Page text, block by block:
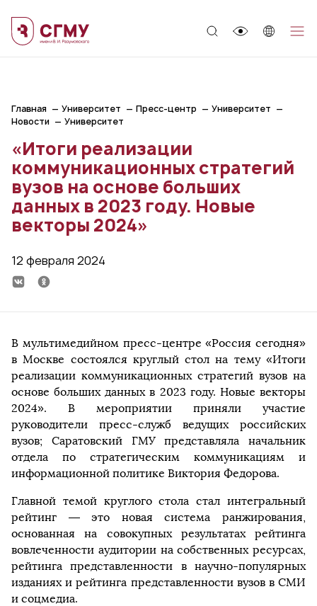
Главная Университет Пресс-центр
Университет
Новости
Университет
«Итоги реализации
коммуникационных стратегий
вузов на основе больших
данных в 2023 году. Новые
векторы 2024»
12 февраля 2024
В мультимедийном пресс-центре «Россия сегодня»
в Москве состоялся круглый стол на тему «Итоги
реализации коммуникационных стратегий вузов на
основе больших данных в 2023 году. Новые векторы
2024». В мероприятии приняли участие
руководители пресс-служб ведущих российских
вузов; Саратовский ГМУ представляла начальник
отдела по стратегическим коммуникациям и
информационной политике Виктория Федорова.
Главной темой круглого стола стал интегральный
рейтинг — это новая система ранжирования,
основанная на совокупных результатах рейтинга
вовлеченности аудитории на собственных ресурсах,
рейтинга представленности в научно-популярных
изданиях и рейтинга представленности вузов в СМИ
и соцмедиа.